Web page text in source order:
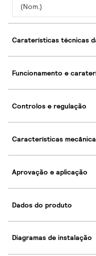
(Nom.)
Caraterísticas técnicas
Funcionamento e
Controlos e regulação
Características
Aprovação e aplicação
Dados do produto
Diagramas de instalação